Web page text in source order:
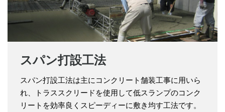
スパン打設工法
スパン打設工法は主にコンクリート舗装工事に用いら
れ、トラススクリードを使用して低スランプのコンク
リートを効率良くスピーディーに敷き均す工法です。